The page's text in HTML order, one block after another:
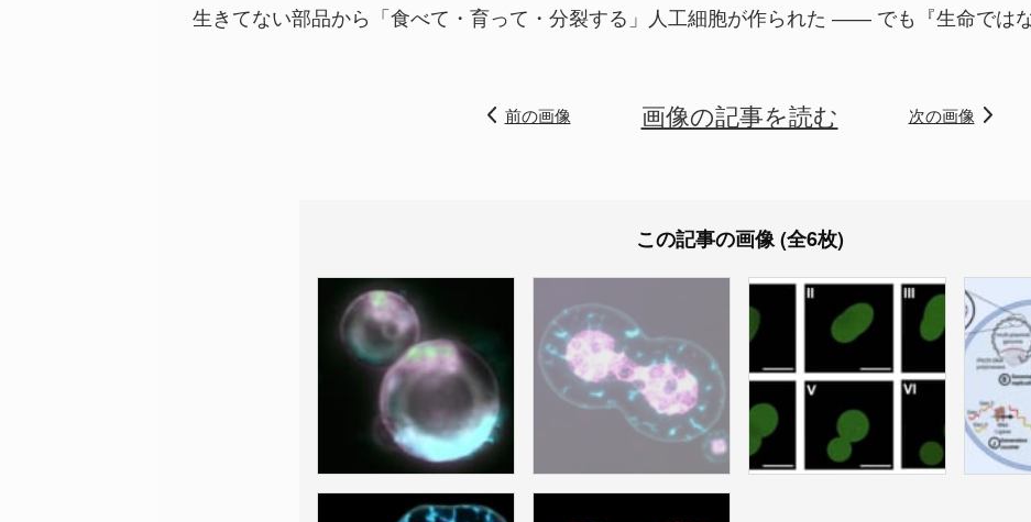
生きてない部品から「食べて・育って・分裂する」人工細胞が作られた ―― でも『生命では
前の画像 画像の記事を読む 次の画像
この記事の画像 (全6枚)